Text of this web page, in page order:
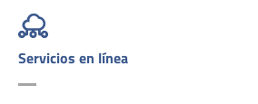
Servicios en línea